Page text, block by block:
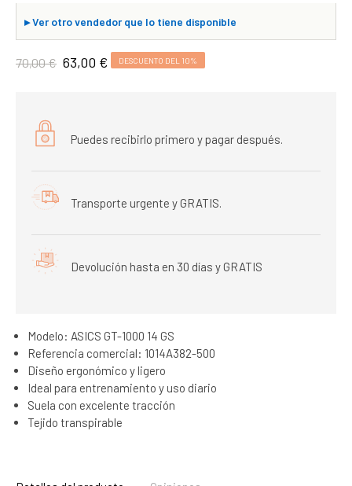
▸Ver otro vendedor que lo tiene disponible
70,00 € 63,00 € DESCUENTO DEL 10%
Puedes recibirlo primero y pagar después.
Transporte urgente y GRATIS.
Devolución hasta en 30 días y GRATIS
Modelo: ASICS GT-1000 14 GS
Referencia comercial: 1014A382-500
Diseño ergonómico y ligero
Ideal para entrenamiento y uso diario
Suela con excelente tracción
Tejido transpirable